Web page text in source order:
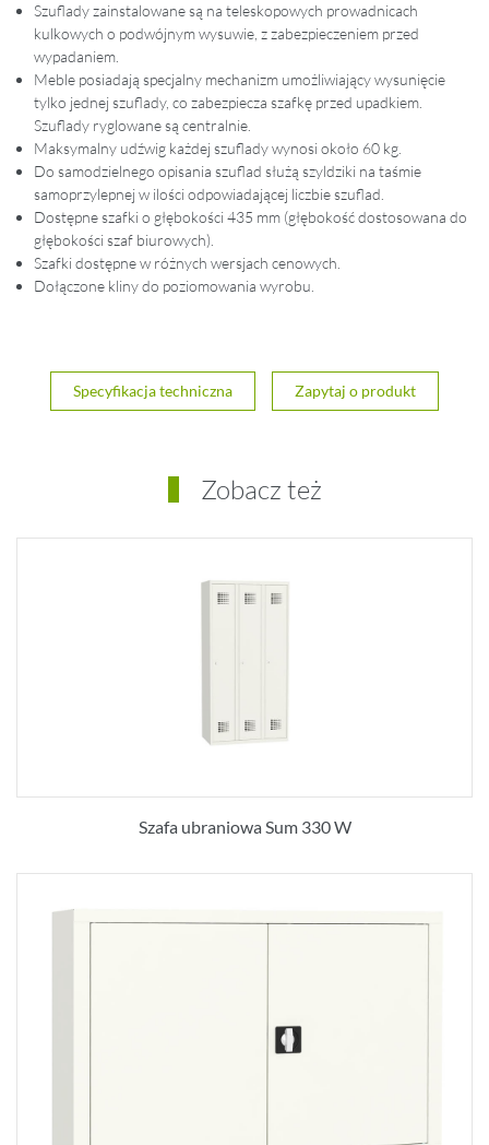
Szuflady zainstalowane są na teleskopowych prowadnicach
kulkowych o podwójnym wysuwie, z zabezpieczeniem przed
wypadaniem.
Meble posiadają specjalny mechanizm umożliwiający wysunięcie
tylko jednej szuflady, co zabezpiecza szafkę przed upadkiem.
Szuflady ryglowane są centralnie.
Maksymalny udźwig każdej szuflady wynosi około 60 kg.
Do samodzielnego opisania szuflad służą szyldziki na taśmie
samoprzylepnej w ilości odpowiadającej liczbie szuflad.
Dostępne szafki o głębokości 435 mm (głębokość dostosowana do
głębokości szaf biurowych).
Szafki dostępne w różnych wersjach cenowych.
Dołączone kliny do poziomowania wyrobu.
Specyfikacja techniczna Zapytaj o produkt
Zobacz też
Szafa ubraniowa Sum 330 W